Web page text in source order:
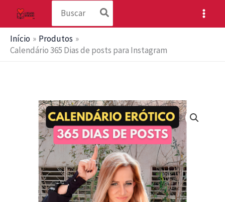
conteúdo
Início
Produtos
Calendário 365 Dias de posts para Instagram